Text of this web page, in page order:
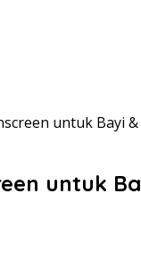
untuk Bayi
untuk